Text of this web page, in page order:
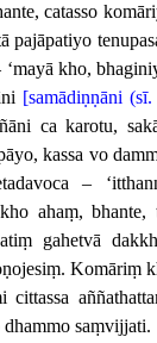
catasso
pajāpatiyo
kho,
[samādiṇṇāni
ca karotu,
kassa vo
–
ahaṃ, bhante,
gahetvā
Komāriṃ
cittassa
saṃvijjati.